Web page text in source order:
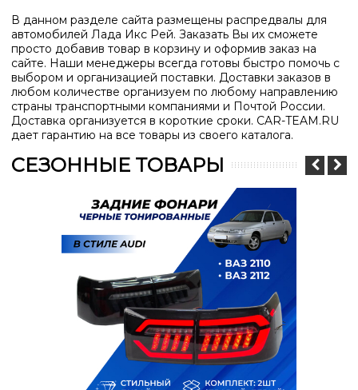
В данном разделе сайта размещены распредвалы для
автомобилей Лада Икс Рей. Заказать Вы их сможете
просто добавив товар в корзину и оформив заказ на
сайте. Наши менеджеры всегда готовы быстро помочь с
выбором и организацией поставки. Доставки заказов в
любом количестве организуем по любому направлению
страны транспортными компаниями и Почтой России.
Доставка организуется в короткие сроки. CAR-TEAM.RU
дает гарантию на все товары из своего каталога.
СЕЗОННЫЕ ТОВАРЫ